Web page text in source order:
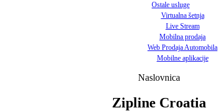
Ostale usluge
Virtualna šetnja
Live Stream
Mobilna prodaja
Web Prodaja Automobila
Mobilne aplikacije
Naslovnica
Zipline Croatia